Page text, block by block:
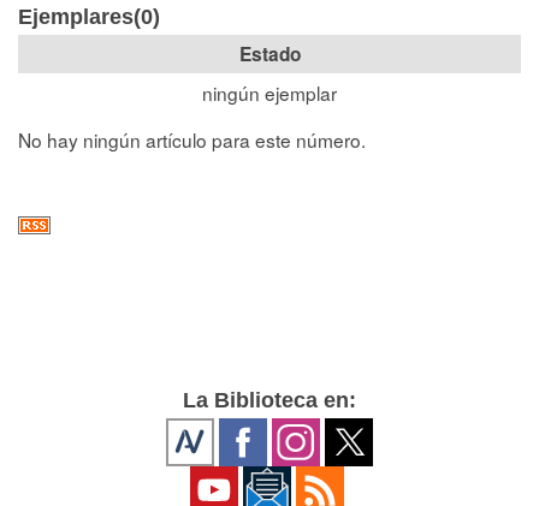
Ejemplares(0)
Estado
ningún ejemplar
No hay ningún artículo para este número.
La Biblioteca en: